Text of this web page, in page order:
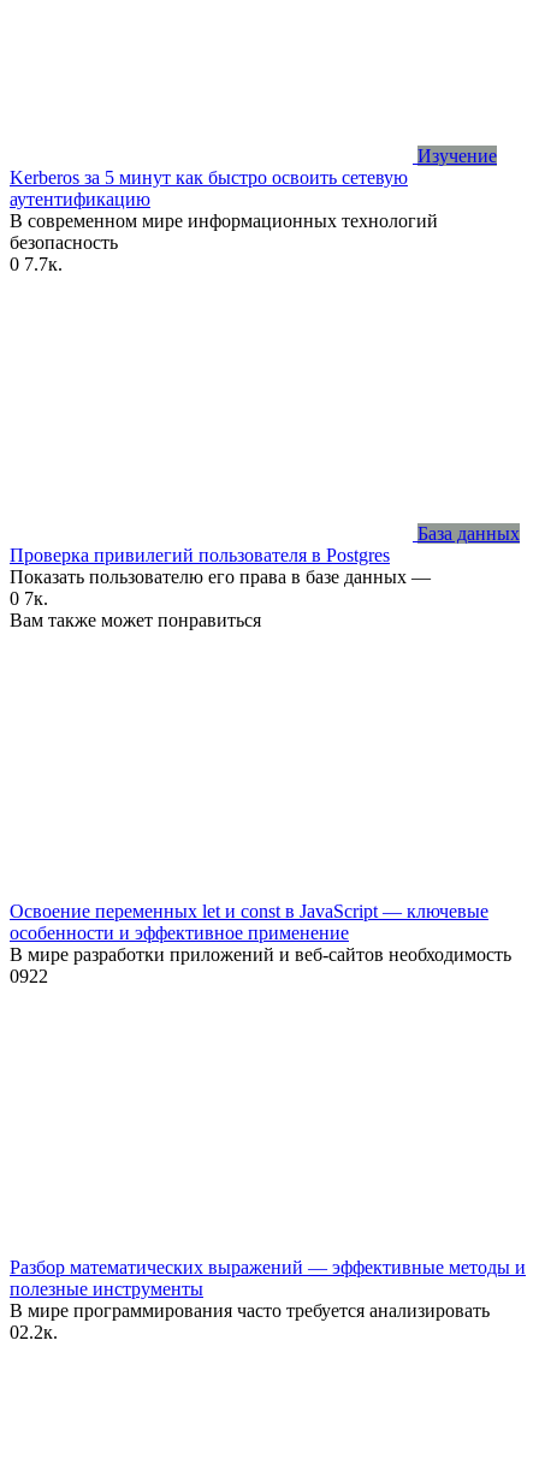
Изучение
Kerberos за 5 минут как быстро освоить сетевую
аутентификацию
В современном мире информационных технологий
безопасность
0 7.7к.
База данных
Проверка привилегий пользователя в Postgres
Показать пользователю его права в базе данных —
0 7к.
Вам также может понравиться
Освоение переменных let и const в JavaScript — ключевые
особенности и эффективное применение
В мире разработки приложений и веб-сайтов необходимость
0922
Разбор математических выражений — эффективные методы и
полезные инструменты
В мире программирования часто требуется анализировать
02.2к.